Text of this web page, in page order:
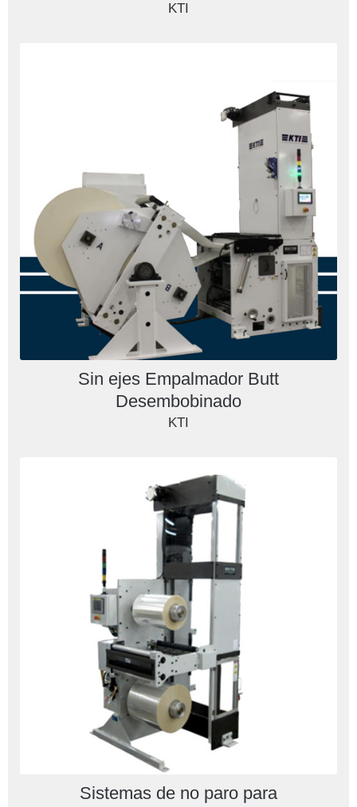
KTI
Sin ejes Empalmador Butt
Desembobinado
KTI
Sistemas de no paro para